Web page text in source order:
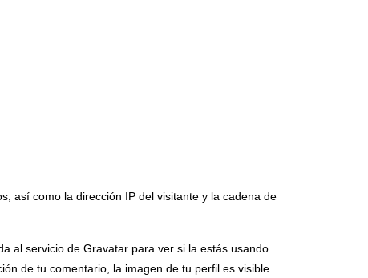
así como la dirección IP del visitante y la cadena de
al servicio de Gravatar para ver si la estás usando.
de tu comentario, la imagen de tu perfil es visible